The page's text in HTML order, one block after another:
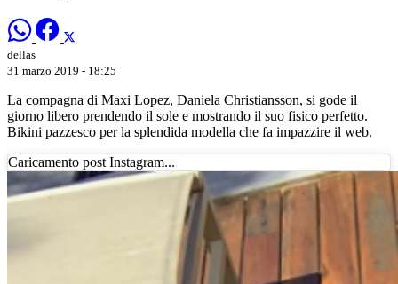
dellas
31 marzo 2019 - 18:25
La compagna di Maxi Lopez, Daniela Christiansson, si gode il
giorno libero prendendo il sole e mostrando il suo fisico perfetto.
Bikini pazzesco per la splendida modella che fa impazzire il web.
Caricamento post Instagram...